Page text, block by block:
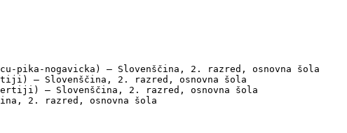
nogavicka) — Slovenščina, 2. razred, osnovna šola
— Slovenščina, 2. razred, osnovna šola
— Slovenščina, 2. razred, osnovna šola
2. razred, osnovna šola